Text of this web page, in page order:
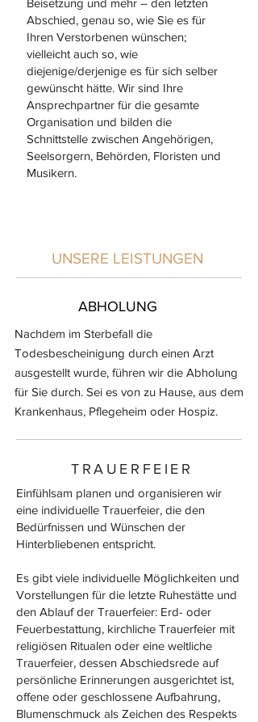
Beisetzung und mehr – den letzten
Abschied, genau so, wie Sie es für
Ihren Verstorbenen wünschen;
vielleicht auch so, wie
diejenige/derjenige es für sich selber
gewünscht hätte. Wir sind Ihre
Ansprechpartner für die gesamte
Organisation und bilden die
Schnittstelle zwischen Angehörigen,
Seelsorgern, Behörden, Floristen und
Musikern.
UNSERE LEISTUNGEN
ABHOLUNG
Nachdem im Sterbefall die
Todesbescheinigung durch einen Arzt
ausgestellt wurde, führen wir die Abholung
für Sie durch. Sei es von zu Hause, aus dem
Krankenhaus, Pflegeheim oder Hospiz.
TRAUERFEIER
Einfühlsam planen und organisieren wir
eine individuelle Trauerfeier, die den
Bedürfnissen und Wünschen der
Hinterbliebenen entspricht.
Es gibt viele individuelle Möglichkeiten und
Vorstellungen für die letzte Ruhestätte und
den Ablauf der Trauerfeier: Erd- oder
Feuerbestattung, kirchliche Trauerfeier mit
religiösen Ritualen oder eine weltliche
Trauerfeier, dessen Abschiedsrede auf
persönliche Erinnerungen ausgerichtet ist,
offene oder geschlossene Aufbahrung,
Blumenschmuck als Zeichen des Respekts